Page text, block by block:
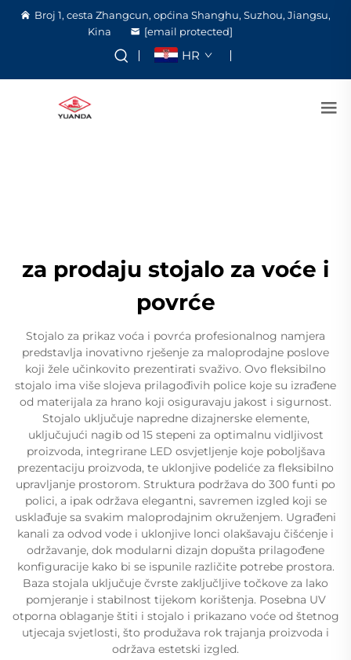
Broj 1, cesta Zhangcun, općina Shanghu, Suzhou, Jiangsu,
Kina
[email protected]
HR
za prodaju stojalo za voće i
povrće
Stojalo za prikaz voća i povrća profesionalnog namjera
predstavlja inovativno rješenje za maloprodajne poslove
koji žele učinkovito prezentirati svaživo. Ovo fleksibilno
stojalo ima više slojeva prilagođivih police koje su izrađene
od materijala za hrano koji osiguravaju jakost i sigurnost.
Stojalo uključuje napredne dizajnerske elemente,
uključujući nagib od 15 stepeni za optimalnu vidljivost
proizvoda, integrirane LED osvjetljenje koje poboljšava
prezentaciju proizvoda, te uklonjive podeliće za fleksibilno
upravljanje prostorom. Struktura podržava do 300 funti po
polici, a ipak održava elegantni, savremen izgled koji se
usklađuje sa svakim maloprodajnim okruženjem. Ugrađeni
kanali za odvod vode i uklonjive lonci olakšavaju čišćenje i
održavanje, dok modularni dizajn dopušta prilagođene
konfiguracije kako bi se ispunile različite potrebe prostora.
Baza stojala uključuje čvrste zaključljive točkove za lako
pomjeranje i stabilnost tijekom korištenja. Posebna UV
otporna oblaganje štiti i stojalo i prikazano voće od štetnog
utjecaja svjetlosti, što produžava rok trajanja proizvoda i
održava estetski izgled.